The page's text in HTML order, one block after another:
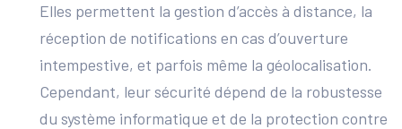
Elles permettent la gestion d’accès à distance, la
réception de notifications en cas d’ouverture
intempestive, et parfois même la géolocalisation.
Cependant, leur sécurité dépend de la robustesse
du système informatique et de la protection contre